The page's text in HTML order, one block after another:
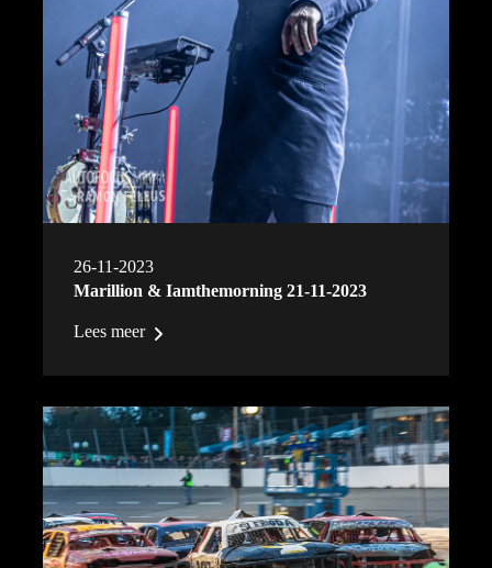
26-11-2023
Marillion & Iamthemorning 21-11-2023
Lees meer